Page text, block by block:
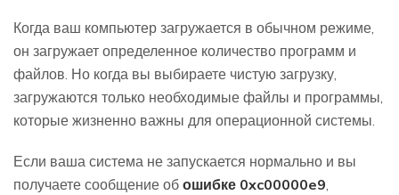
Когда ваш компьютер загружается в обычном режиме,
он загружает определенное количество программ и
файлов. Но когда вы выбираете чистую загрузку,
загружаются только необходимые файлы и программы,
которые жизненно важны для операционной системы.
Если ваша система не запускается нормально и вы
получаете сообщение об ошибке 0xc00000e9,